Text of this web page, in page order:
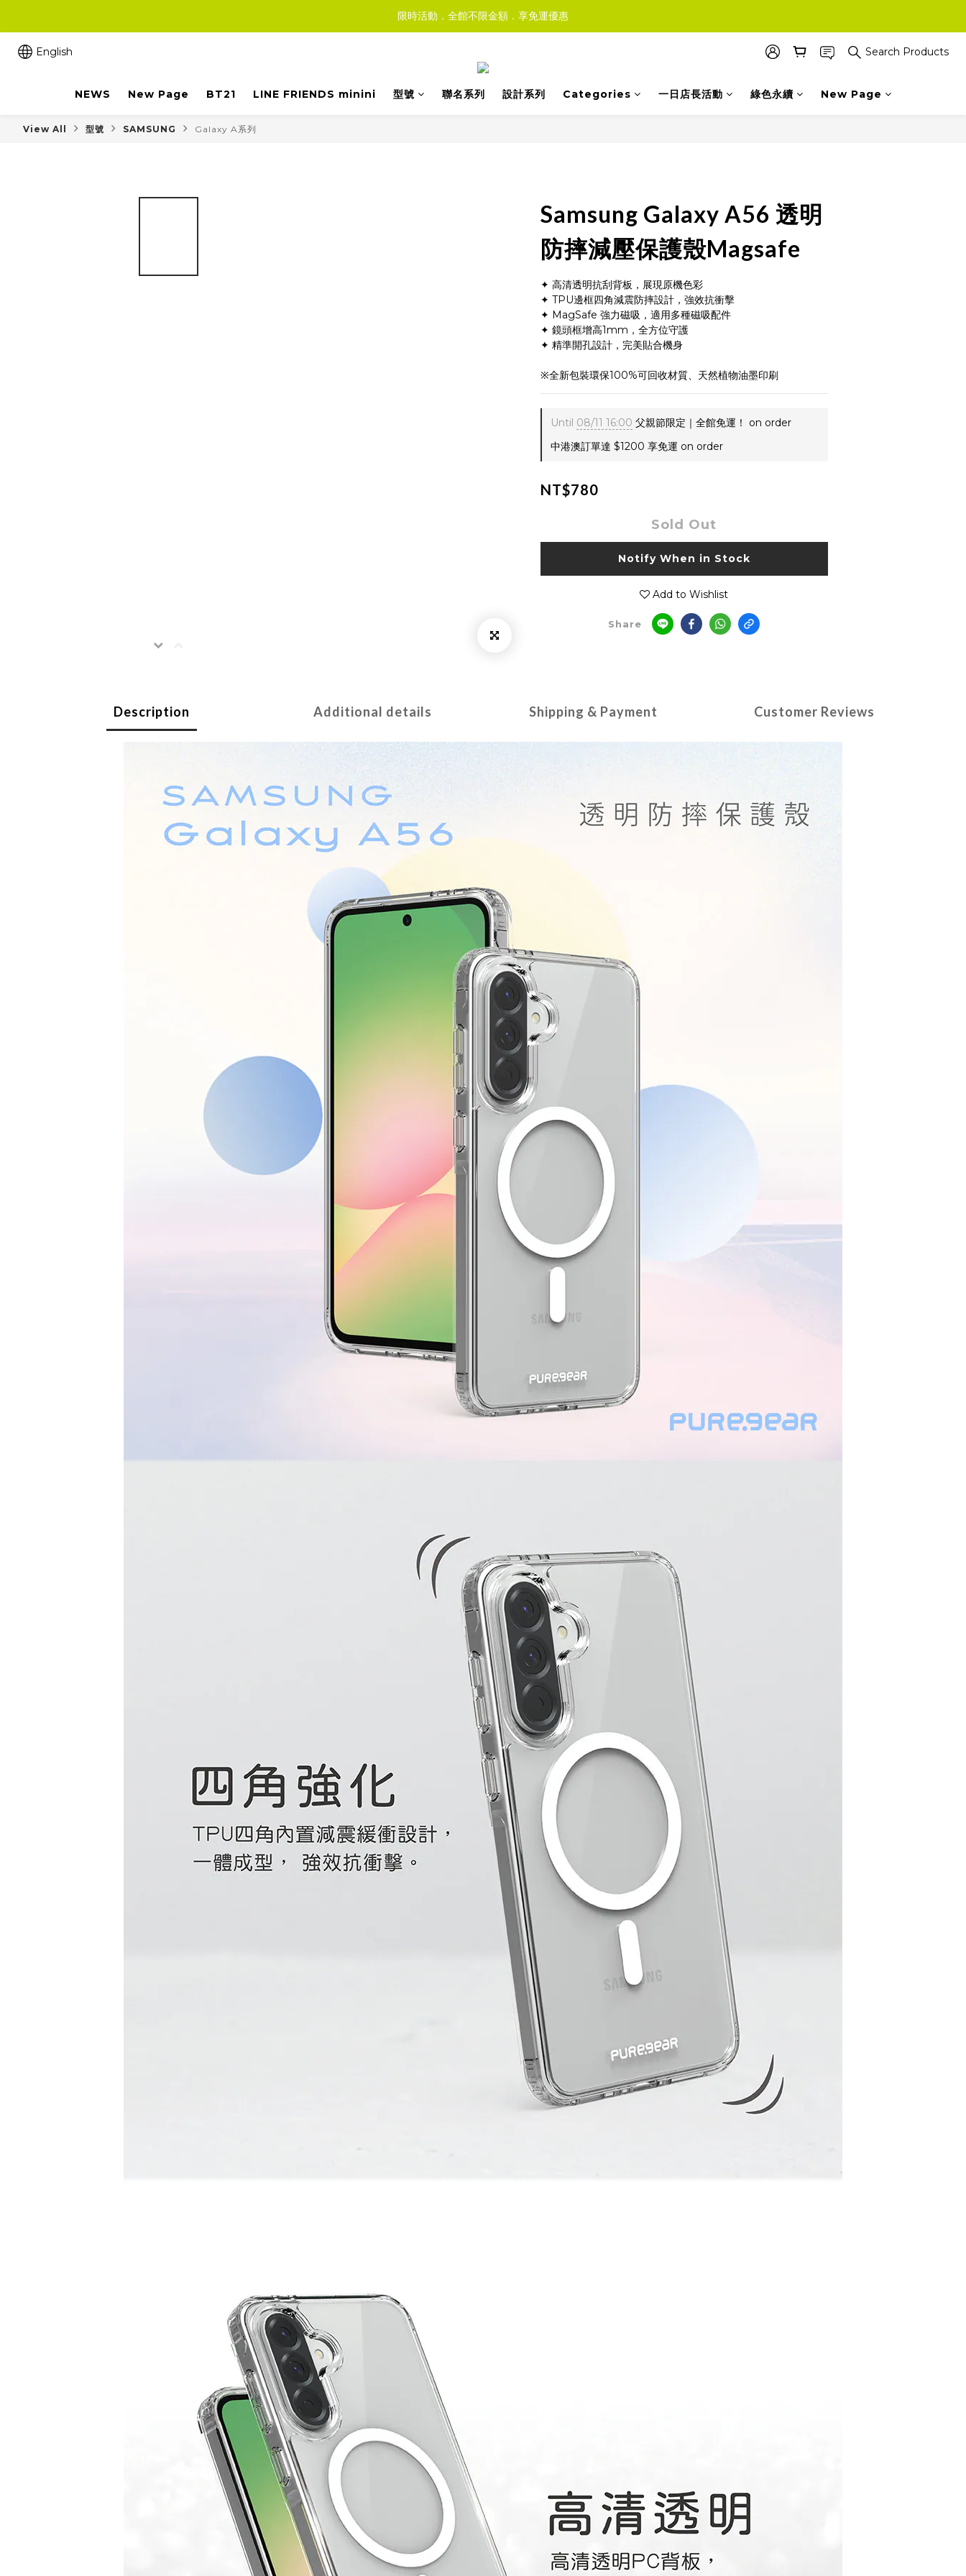
限時活動．全館不限金額．享免運優惠
English Search Products
NEWS New Page BT21 LINE FRIENDS minini 型號 聯名系列 設計系列 Categories 一日店長活動 綠色永續 New Page
View All 型號 SAMSUNG Galaxy A系列
Samsung Galaxy A56 透明
防摔減壓保護殼Magsafe
✦ 高清透明抗刮背板，展現原機色彩
✦ TPU邊框四角減震防摔設計，強效抗衝擊
✦ MagSafe 強力磁吸，適用多種磁吸配件
✦ 鏡頭框增高1mm，全方位守護
✦ 精準開孔設計，完美貼合機身
※全新包裝環保100%可回收材質、天然植物油墨印刷
Until 08/11 16:00 父親節限定｜全館免運！ on order
中港澳訂單達 $1200 享免運 on order
NT$780
Sold Out
Notify When in Stock
Add to Wishlist
Share
Description Additional details Shipping & Payment Customer Reviews